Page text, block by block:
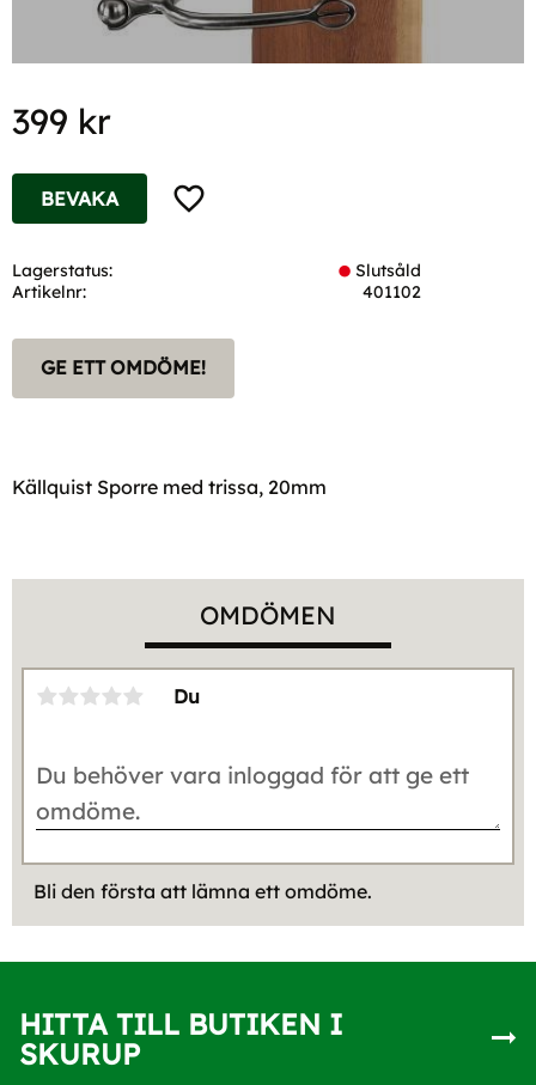
399 kr
Lägg till i favoriter
BEVAKA
Lagerstatus
Slutsåld
Artikelnr
401102
GE ETT OMDÖME!
Källquist Sporre med trissa, 20mm
OMDÖMEN
Du
Bli den första att lämna ett omdöme.
HITTA TILL BUTIKEN I
SKURUP